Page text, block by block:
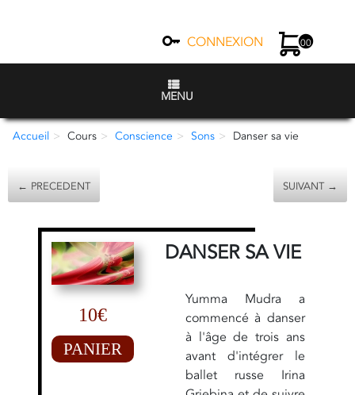
CONNEXION 00
MENU
Accueil Cours Conscience Sons Danser sa vie
← PRECEDENT SUIVANT →
10€
PANIER
DANSER SA VIE
Yumma Mudra a
commencé à danser
à l'âge de trois ans
avant d'intégrer le
ballet russe Irina